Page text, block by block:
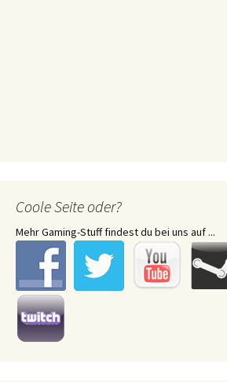
Coole Seite oder?
Mehr Gaming-Stuff findest du bei uns auf ...